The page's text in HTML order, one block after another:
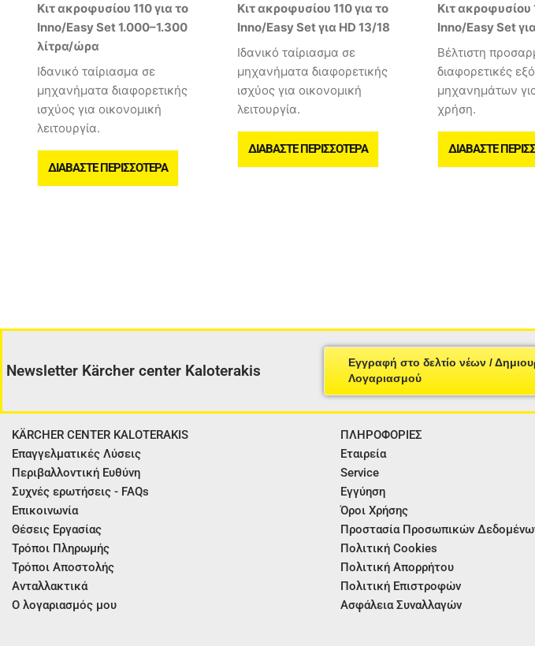
Κιτ ακροφυσίου 110 για το
Inno/Easy Set 1.000–1.300
λίτρα/ώρα
Ιδανικό ταίριασμα σε
μηχανήματα διαφορετικής
ισχύος για οικονομική
λειτουργία.
ΔΙΑΒΆΣΤΕ ΠΕΡΙΣΣΌΤΕΡΑ
Κιτ ακροφυσίου 110 για το
Inno/Easy Set για HD 13/18
Ιδανικό ταίριασμα σε
μηχανήματα διαφορετικής
ισχύος για οικονομική
λειτουργία.
ΔΙΑΒΆΣΤΕ ΠΕΡΙΣΣΌΤΕΡΑ
Κιτ ακροφυσίου
Inno/Easy Set
Βέλτιστη
διαφορετικές
μηχανημάτων
χρήση.
ΔΙΑΒΆΣΤΕ
Newsletter Kärcher center Kaloterakis
Εγγραφή στο δελτίο νέων /
Λογαριασμού
KÄRCHER CENTER KALOTERAKIS
Επαγγελματικές Λύσεις
Περιβαλλοντική Ευθύνη
Συχνές ερωτήσεις - FAQs
Επικοινωνία
Θέσεις Εργασίας
Τρόποι Πληρωμής
Τρόποι Αποστολής
Ανταλλακτικά
Ο λογαριασμός μου
ΠΛΗΡΟΦΟΡΙΕΣ
Εταιρεία
Service
Εγγύηση
Όροι Χρήσης
Προστασία Προσωπικών
Πολιτική Cookies
Πολιτική Απορρήτου
Πολιτική Επιστροφών
Ασφάλεια Συναλλαγών